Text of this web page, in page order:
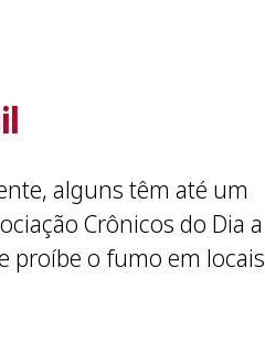
alguns têm até um
Crônicos do Dia a
proíbe o fumo em locais